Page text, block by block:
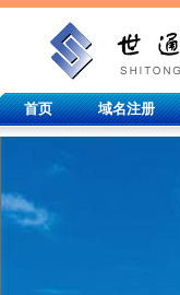
首页 域名注册